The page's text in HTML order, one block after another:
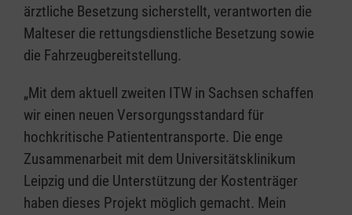
ärztliche Besetzung sicherstellt, verantworten die
Malteser die rettungsdienstliche Besetzung sowie
die Fahrzeugbereitstellung.
„Mit dem aktuell zweiten ITW in Sachsen schaffen
wir einen neuen Versorgungsstandard für
hochkritische Patiententransporte. Die enge
Zusammenarbeit mit dem Universitätsklinikum
Leipzig und die Unterstützung der Kostenträger
haben dieses Projekt möglich gemacht. Mein